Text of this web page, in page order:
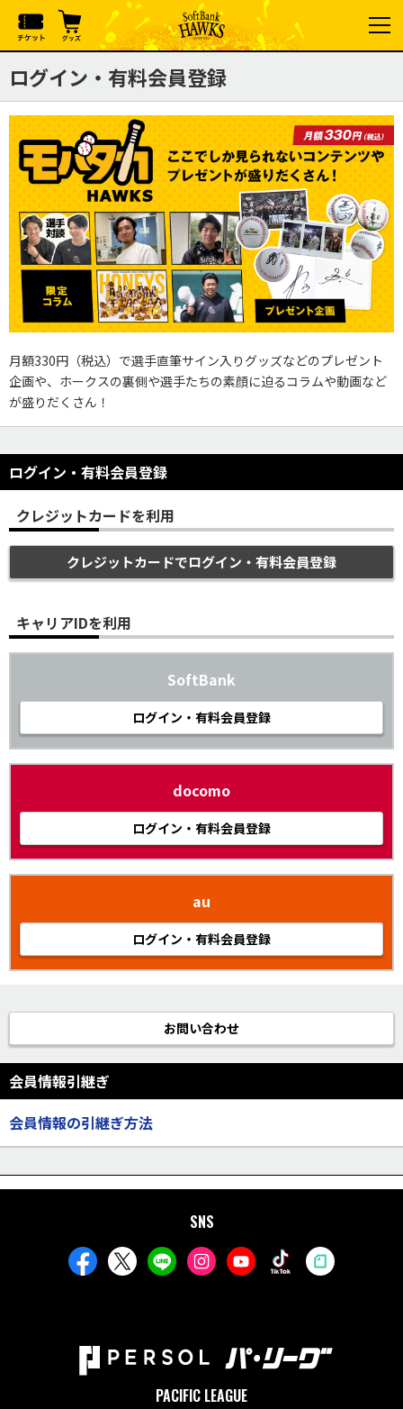
ログイン・有料会員登録
月額330円（税込）で選手直筆サイン入りグッズなどのプレゼント
企画や、ホークスの裏側や選手たちの素顔に迫るコラムや動画など
が盛りだくさん！
ログイン・有料会員登録
クレジットカードを利用
クレジットカードでログイン・有料会員登録
キャリアIDを利用
SoftBank
ログイン・有料会員登録
docomo
ログイン・有料会員登録
au
ログイン・有料会員登録
お問い合わせ
会員情報引継ぎ
会員情報の引継ぎ方法
SNS
PACIFIC LEAGUE